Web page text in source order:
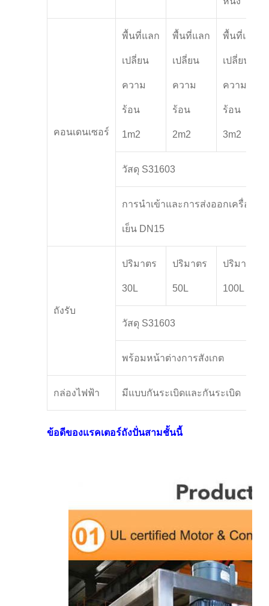
คอนเดนเซอร์
พื้นที่แลก
เปลี่ยน
ความ
ร้อน
1m2
พื้นที่แลก
เปลี่ยน
ความ
ร้อน
2m2
พื้นที่แลก
เปลี่ยน
ความ
ร้อน
3m2
วัสดุ S31603
การนําเข้าและการส่งออกเครื่อง
เย็น DN15
ถังรับ
ปริมาตร
30L
ปริมาตร
50L
ปริมาณ
100L
วัสดุ S31603
พร้อมหน้าต่างการสังเกต
กล่องไฟฟ้า มีแบบกันระเบิดและกันระเบิด
ข้อดีของแรคเตอร์ถังปั่นสามชั้นนี้